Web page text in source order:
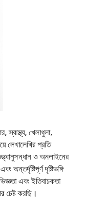
খেলাধুলা,
লেখালেখির প্রতি
ও অনলাইনের
দৃষ্টিভঙ্গি
এবং ইতিবাচকতা
চেষ্ট করছি।